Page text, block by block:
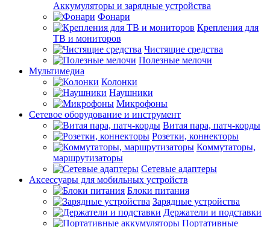
Аккумуляторы и зарядные устройства
Фонари
Крепления для
ТВ и мониторов
Чистящие средства
Полезные мелочи
Мультимедиа
Колонки
Наушники
Микрофоны
Сетевое оборудование и инструмент
Витая пара, патч-корды
Розетки, коннекторы
Коммутаторы,
маршрутизаторы
Сетевые адаптеры
Аксессуары для мобильных устройств
Блоки питания
Зарядные устройства
Держатели и подставки
Портативные